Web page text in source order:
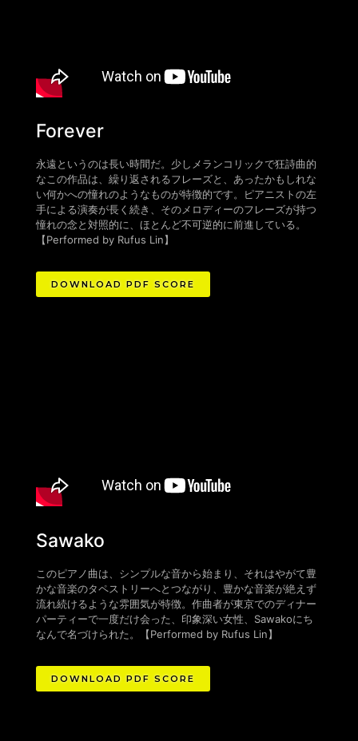
Forever
永遠というのは長い時間だ。少しメランコリックで狂詩曲的
なこの作品は、繰り返されるフレーズと、あったかもしれな
い何かへの憧れのようなものが特徴的です。ピアニストの左
手による演奏が長く続き、そのメロディーのフレーズが持つ
憧れの念と対照的に、ほとんど不可逆的に前進している。
【Performed by Rufus Lin】
DOWNLOAD PDF SCORE
Sawako
このピアノ曲は、シンプルな音から始まり、それはやがて豊
かな音楽のタペストリーへとつながり、豊かな音楽が絶えず
流れ続けるような雰囲気が特徴。作曲者が東京でのディナー
パーティーで一度だけ会った、印象深い女性、Sawakoにち
なんで名づけられた。
【Performed by Rufus Lin】
DOWNLOAD PDF SCORE